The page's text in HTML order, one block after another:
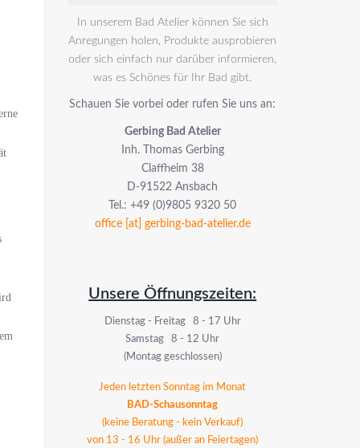
In unserem Bad Atelier können Sie sich
Anregungen holen, Produkte ausprobieren
oder sich einfach nur darüber informieren,
was es Schönes für Ihr Bad gibt.
Schauen Sie vorbei oder rufen Sie uns an:
Gerbing Bad Atelier
Inh. Thomas Gerbing
Claffheim 38
D-91522 Ansbach
Tel.: +49 (0)9805 9320 50
office [at] gerbing-bad-atelier.de
Unsere Öffnungszeiten:
Dienstag - Freitag 8 - 17 Uhr
Samstag 8 - 12 Uhr
(Montag geschlossen)
Jeden letzten Sonntag im Monat
BAD-Schausonntag
(keine Beratung - kein Verkauf)
von 13 - 16 Uhr (außer an Feiertagen)